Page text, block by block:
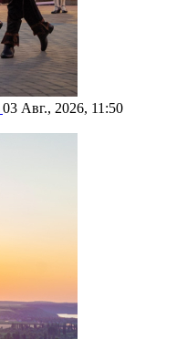
03 Авг., 2026, 11:50